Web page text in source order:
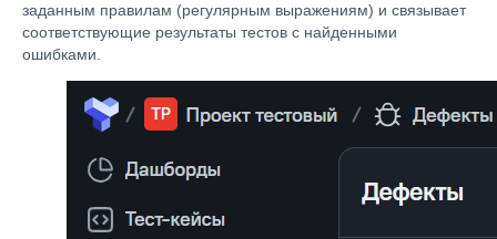
заданным правилам (регулярным выражениям) и связывает
соответствующие результаты тестов с найденными
ошибками.